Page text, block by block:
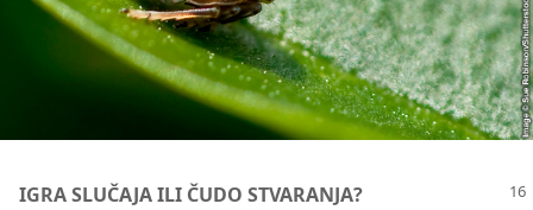
IGRA SLUČAJA ILI ČUDO STVARANJA?